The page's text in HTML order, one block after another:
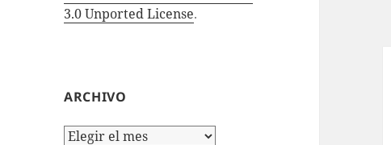
3.0 Unported License.
ARCHIVO
Archivo